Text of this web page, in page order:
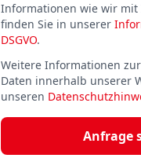
Informationen wie wir
finden Sie in unserer
DSGVO.
Weitere Informationen
Daten innerhalb unserer
unseren
Anfrage